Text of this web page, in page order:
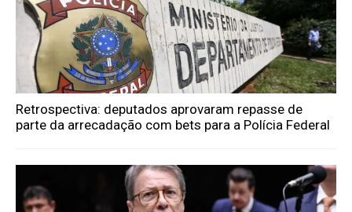
Retrospectiva: deputados aprovaram repasse de
parte da arrecadação com bets para a Polícia Federal